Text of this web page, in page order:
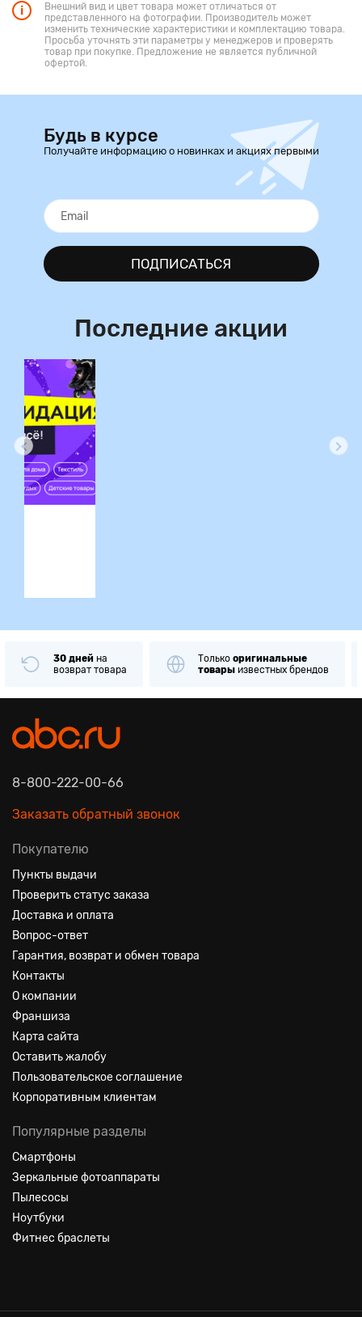
Внешний вид и цвет товара может отличаться от
представленного на фотографии. Производитель может
изменить технические характеристики и комплектацию товара.
Просьба уточнять эти параметры у менеджеров и проверять
товар при покупке. Предложение не является публичной
офертой.
Будь в курсе
Получайте информацию о новинках и акциях первыми
ПОДПИСАТЬСЯ
Последние акции
30 дней на
возврат товара
Только оригинальные
товары известных брендов
8-800-222-00-66
Заказать обратный звонок
Покупателю
Пункты выдачи
Проверить статус заказа
Доставка и оплата
Вопрос-ответ
Гарантия, возврат и обмен товара
Контакты
О компании
Франшиза
Карта сайта
Оставить жалобу
Пользовательское соглашение
Корпоративным клиентам
Популярные разделы
Смартфоны
Зеркальные фотоаппараты
Пылесосы
Ноутбуки
Фитнес браслеты